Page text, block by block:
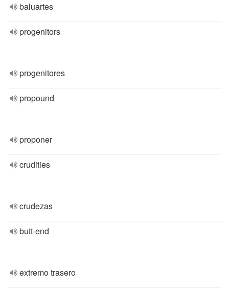
baluartes
progenitors
progenitores
propound
proponer
crudities
crudezas
butt-end
extremo trasero